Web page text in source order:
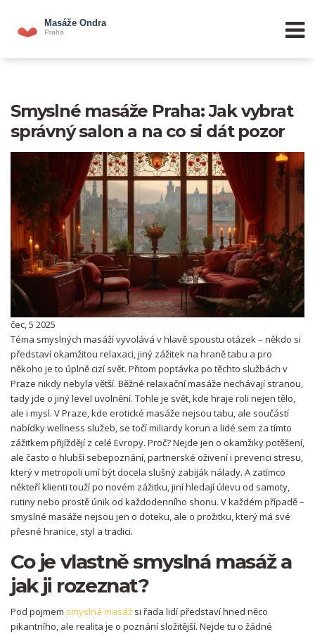
Smyslné masáže Praha: Jak vybrat
správný salon a na co si dát pozor
čec, 5 2025
Téma smyslných masáží vyvolává v hlavě spoustu otázek – někdo si
představí okamžitou relaxaci, jiný zážitek na hraně tabu a pro
někoho je to úplně cizí svět. Přitom poptávka po těchto službách v
Praze nikdy nebyla větší. Běžné relaxační masáže nechávají stranou,
tady jde o jiný level uvolnění. Tohle je svět, kde hraje roli nejen tělo,
ale i mysl. V Praze, kde erotické masáže nejsou tabu, ale součástí
nabídky wellness služeb, se točí miliardy korun a lidé sem za tímto
zážitkem přijíždějí z celé Evropy. Proč? Nejde jen o okamžiky potěšení,
ale často o hlubší sebepoznání, partnerské oživení i prevenci stresu,
který v metropoli umí být docela slušný zabiják nálady. A zatímco
někteří klienti touží po novém zážitku, jiní hledají úlevu od samoty,
rutiny nebo prostě únik od každodenního shonu. V každém případě –
smyslné masáže nejsou jen o doteku, ale o prožitku, který má své
přesné hranice, styl a tradici.
Co je vlastně smyslná masáž a
jak ji rozeznat?
Pod pojmem smyslná masáž si řada lidí představí hned něco
pikantního, ale realita je o poznání složitější. Nejde tu o žádné